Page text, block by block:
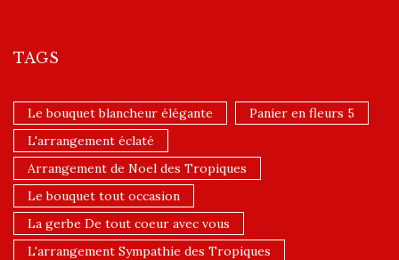
TAGS
Le bouquet blancheur élégante
Panier en fleurs 5
L'arrangement éclaté
Arrangement de Noel des Tropiques
Le bouquet tout occasion
La gerbe De tout coeur avec vous
L'arrangement Sympathie des Tropiques